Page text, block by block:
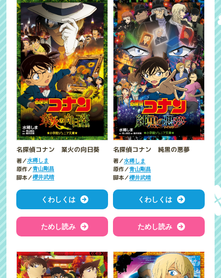
名探偵コナン 業火の向日葵
著／水稀しま
原作／青山剛昌
脚本／櫻井武晴
くわしくは
ためし読み
名探偵コナン 純黒の悪夢
著／水稀しま
原作／青山剛昌
脚本／櫻井武晴
くわしくは
ためし読み